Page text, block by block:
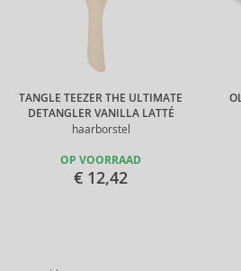
TANGLE TEEZER THE ULTIMATE
DETANGLER VANILLA LATTÉ
haarborstel
OP VOORRAAD
€ 12,42